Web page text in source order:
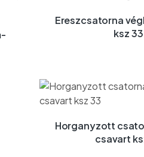
Ereszcsatorna
ksz 33
Horganyzott
csavart